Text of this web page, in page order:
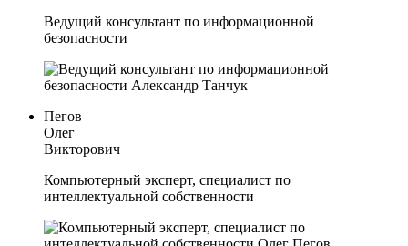
Ведущий консультант по информационной
безопасности
Пегов
Олег
Викторович
Компьютерный эксперт, специалист по
интеллектуальной собственности